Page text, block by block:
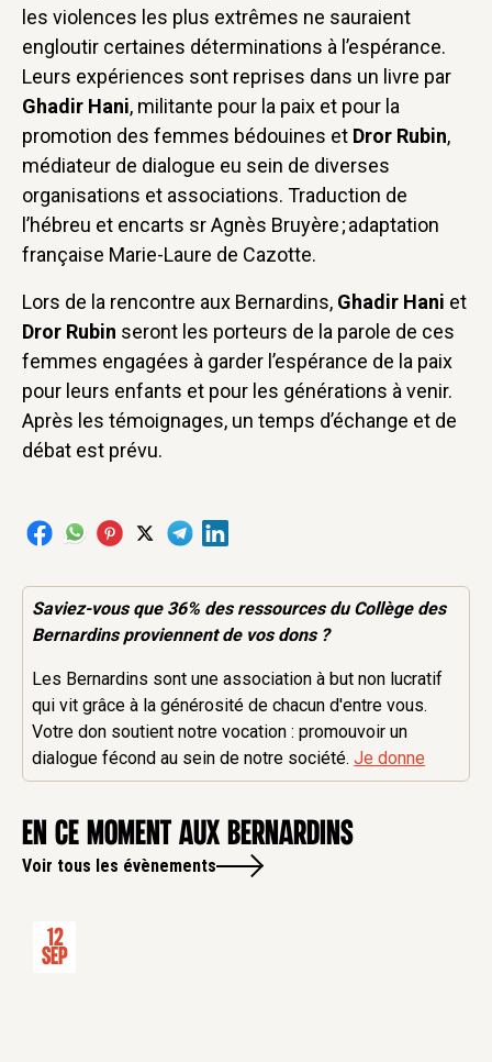
les violences les plus extrêmes ne sauraient
engloutir certaines déterminations à l’espérance.
Leurs expériences sont reprises dans un livre par
Ghadir Hani, militante pour la paix et pour la
promotion des femmes bédouines et Dror Rubin,
médiateur de dialogue eu sein de diverses
organisations et associations. Traduction de
l’hébreu et encarts sr Agnès Bruyère ; adaptation
française Marie-Laure de Cazotte.
Lors de la rencontre aux Bernardins, Ghadir Hani et
Dror Rubin seront les porteurs de la parole de ces
femmes engagées à garder l’espérance de la paix
pour leurs enfants et pour les générations à venir.
Après les témoignages, un temps d’échange et de
débat est prévu.
Saviez-vous que 36% desressourcesdu Collège des
Bernardins proviennent de vos dons ?
Les Bernardins sont une association à but non lucratif
qui vit grâce à la générosité de chacun d'entre vous.
Votre don soutient notre vocation : promouvoir un
dialogue fécond au sein de notre société.Je donne
en ce moment aux Bernardins
Voir tous les évènements
12
Sep